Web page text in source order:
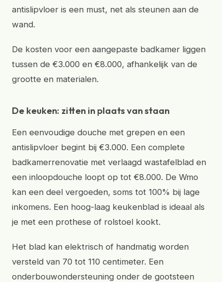
antislipvloer is een must, net als steunen aan de
wand.
De kosten voor een aangepaste badkamer liggen
tussen de €3.000 en €8.000, afhankelijk van de
grootte en materialen.
De keuken: zitten in plaats van staan
Een eenvoudige douche met grepen en een
antislipvloer begint bij €3.000. Een complete
badkamerrenovatie met verlaagd wastafelblad en
een inloopdouche loopt op tot €8.000. De Wmo
kan een deel vergoeden, soms tot 100% bij lage
inkomens. Een hoog-laag keukenblad is ideaal als
je met een prothese of rolstoel kookt.
Het blad kan elektrisch of handmatig worden
versteld van 70 tot 110 centimeter. Een
onderbouwondersteuning onder de gootsteen